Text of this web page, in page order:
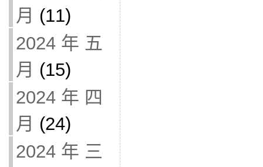
月 (11)
2024 年 五
月 (15)
2024 年 四
月 (24)
2024 年 三